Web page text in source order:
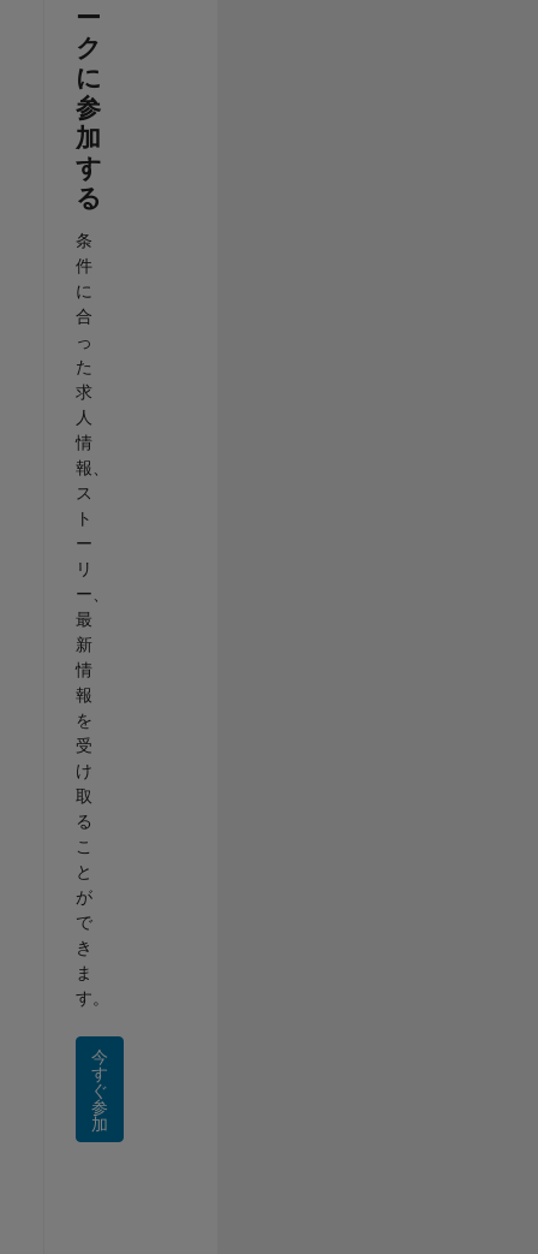
ー
ク
に
参
加
す
る
条
件
に
合
っ
た
求
人
情
報、
ス
ト
ー
リ
ー、
最
新
情
報
を
受
け
取
る
こ
と
が
で
き
ま
す。
今
す
ぐ
参
加